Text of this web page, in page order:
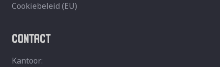
Cookiebeleid (EU)
CONTACT
Kantoor: